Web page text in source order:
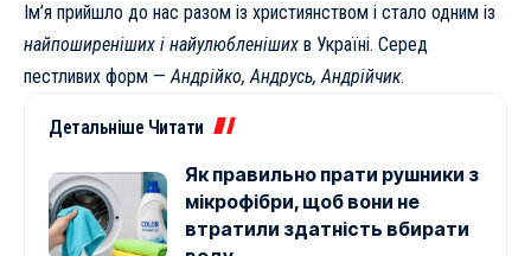
Ім’я прийшло до нас разом із християнством і стало одним із
найпоширеніших і найулюбленіших в Україні. Серед
пестливих форм —Андрійко, Андрусь, Андрійчик.
Детальніше Читати
Як правильно прати рушники з
мікрофібри, щоб вони не
втратили здатність вбирати